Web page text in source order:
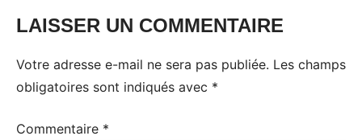
LAISSER UN COMMENTAIRE
Votre adresse e-mail ne sera pas publiée. Les champs
obligatoires sont indiqués avec *
Commentaire *